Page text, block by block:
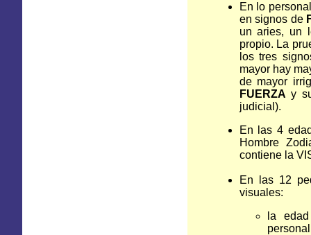
En lo
en signos de
un aries, un
propio. La
los tres
mayor hay
de mayor
FUERZA y
judicial).
En las 4
Hombre
contiene la
En las 12
visuales:
la